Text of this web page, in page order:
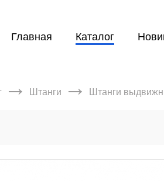
Главная Каталог
→ Штанги → Штанги